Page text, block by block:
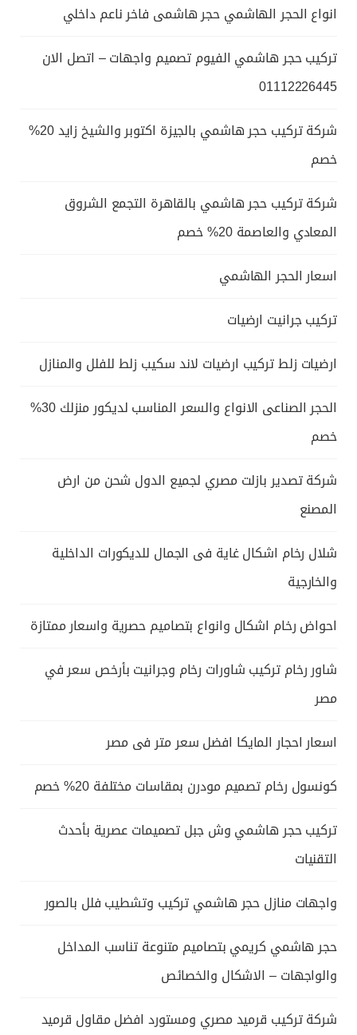
انواع الحجر الهاشمي حجر هاشمى فاخر ناعم داخلي
تركيب حجر هاشمي الفيوم تصميم واجهات – اتصل الان
01112226445
شركة تركيب حجر هاشمي بالجيزة اكتوبر والشيخ زايد 20%
خصم
شركة تركيب حجر هاشمي بالقاهرة التجمع الشروق
المعادي والعاصمة 20% خصم
اسعار الحجر الهاشمي
تركيب جرانيت ارضيات
ارضيات زلط تركيب ارضيات لاند سكيب زلط للفلل والمنازل
الحجر الصناعى الانواع والسعر المناسب لديكور منزلك 30%
خصم
شركة تصدير بازلت مصري لجميع الدول شحن من ارض
المصنع
شلال رخام اشكال غاية فى الجمال للديكورات الداخلية
والخارجية
احواض رخام اشكال وانواع بتصاميم حصرية واسعار ممتازة
شاور رخام تركيب شاورات رخام وجرانيت بأرخص سعر في
مصر
اسعار احجار المايكا افضل سعر متر فى مصر
كونسول رخام تصميم مودرن بمقاسات مختلفة 20% خصم
تركيب حجر هاشمي وش جبل تصميمات عصرية بأحدث
التقنيات
واجهات منازل حجر هاشمي تركيب وتشطيب فلل بالصور
حجر هاشمي كريمي بتصاميم متنوعة تناسب المداخل
والواجهات – الاشكال والخصائص
شركة تركيب قرميد مصري ومستورد افضل مقاول قرميد